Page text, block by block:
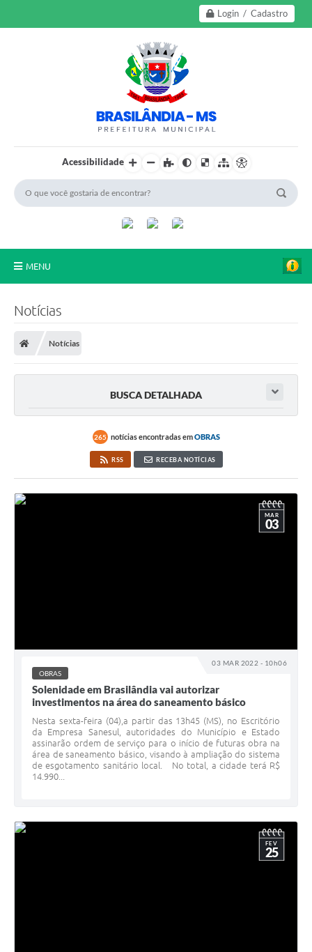
Login / Cadastro
Acessibilidade
MENU
Agenda
Contato
Notícias
Notícias
BUSCA DETALHADA
265 notícias encontradas emOBRAS
RSS RECEBA NOTÍCIAS
03 MAR 2022 - 10h06
MAR
03
OBRAS
Solenidade em Brasilândia vai autorizar
investimentos na área do saneamento básico
Nesta sexta-feira (04),a partir das 13h45 (MS), no Escritório
da Empresa Sanesul, autoridades do Município e Estado
assinarão ordem de serviço para o início de futuras obra na
área de saneamento básico, visando à ampliação do sistema
de esgotamento sanitário local. No total, a cidade terá R$
14.990...
FEV
25